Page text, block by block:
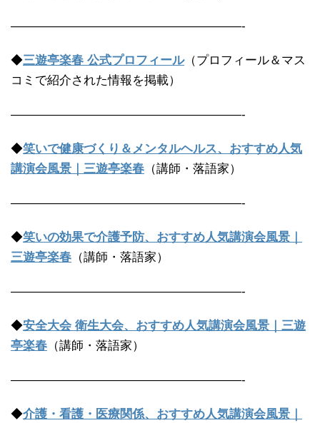
———————————————————-
◆三遊亭楽春 公式プロフィール（プロフィール＆マス
コミで紹介された情報を掲載）
———————————————————-
◆笑いで健康づくり＆メンタルヘルス、おすすめ人気
講演会風景｜三遊亭楽春 （講師・落語家）
———————————————————-
◆笑いの効果で介護予防、おすすめ人気講演会風景｜
三遊亭楽春 （講師・落語家）
———————————————————-
◆安全大会 衛生大会、おすすめ人気講演会風景｜三遊
亭楽春 （講師・落語家）
———————————————————-
◆介護・看護・医療関係、おすすめ人気講演会風景｜